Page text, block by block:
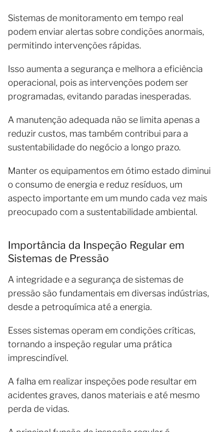
Sistemas de monitoramento em tempo real
podem enviar alertas sobre condições anormais,
permitindo intervenções rápidas.
Isso aumenta a segurança e melhora a eficiência
operacional, pois as intervenções podem ser
programadas, evitando paradas inesperadas.
A manutenção adequada não se limita apenas a
reduzir custos, mas também contribui para a
sustentabilidade do negócio a longo prazo.
Manter os equipamentos em ótimo estado diminui
o consumo de energia e reduz resíduos, um
aspecto importante em um mundo cada vez mais
preocupado com a sustentabilidade ambiental.
Importância da Inspeção Regular em
Sistemas de Pressão
A integridade e a segurança de sistemas de
pressão são fundamentais em diversas indústrias,
desde a petroquímica até a energia.
Esses sistemas operam em condições críticas,
tornando a inspeção regular uma prática
imprescindível.
A falha em realizar inspeções pode resultar em
acidentes graves, danos materiais e até mesmo
perda de vidas.